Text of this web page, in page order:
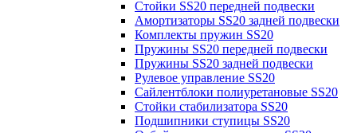
Стойки SS20 передней подвески
Амортизаторы SS20 задней подвески
Комплекты пружин SS20
Пружины SS20 передней подвески
Пружины SS20 задней подвески
Рулевое управление SS20
Сайлентблоки полиуретановые SS20
Стойки стабилизатора SS20
Подшипники ступицы SS20